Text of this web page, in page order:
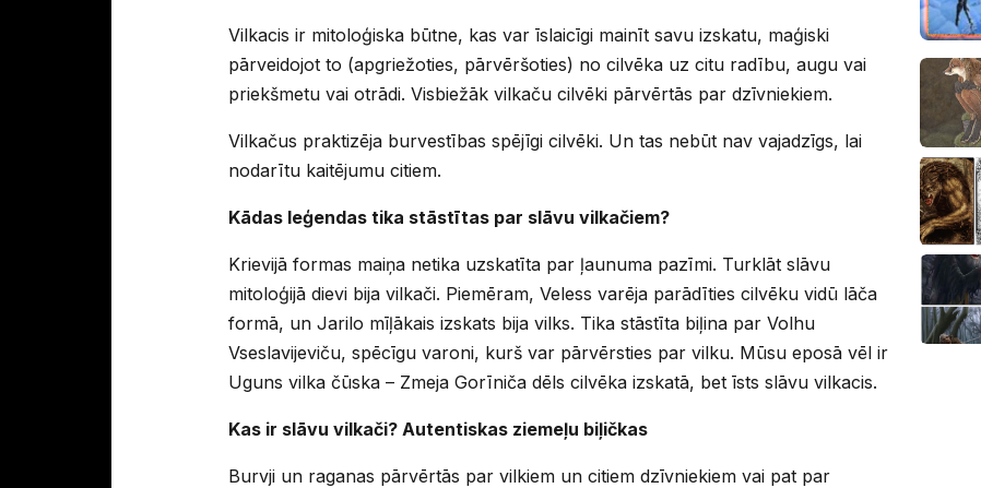
Vilkacis ir mitoloģiska būtne, kas var īslaicīgi mainīt savu izskatu, maģiski
pārveidojot to (apgriežoties, pārvēršoties) no cilvēka uz citu radību, augu vai
priekšmetu vai otrādi. Visbiežāk vilkaču cilvēki pārvērtās par dzīvniekiem.
Vilkačus praktizēja burvestības spējīgi cilvēki. Un tas nebūt nav vajadzīgs, lai
nodarītu kaitējumu citiem.
Kādas leģendas tika stāstītas par slāvu vilkačiem?
Krievijā formas maiņa netika uzskatīta par ļaunuma pazīmi. Turklāt slāvu
mitoloģijā dievi bija vilkači. Piemēram, Veless varēja parādīties cilvēku vidū lāča
formā, un Jarilo mīļākais izskats bija vilks. Tika stāstīta biļina par Volhu
Vseslavijeviču, spēcīgu varoni, kurš var pārvērsties par vilku. Mūsu eposā vēl ir
Uguns vilka čūska – Zmeja Gorīniča dēls cilvēka izskatā, bet īsts slāvu vilkacis.
Kas ir slāvu vilkači? Autentiskas ziemeļu biļičkas
Burvji un raganas pārvērtās par vilkiem un citiem dzīvniekiem vai pat par